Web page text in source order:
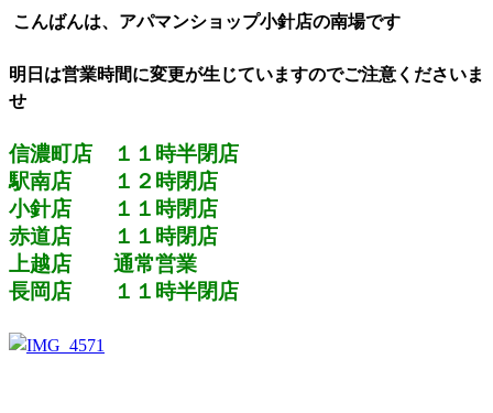
こんばんは、アパマンショップ小針店の南場です
明日は営業時間に変更が生じていますのでご注意くださいま
せ
信濃町店 １１時半閉店
駅南店 １２時閉店
小針店 １１時閉店
赤道店 １１時閉店
上越店 通常営業
長岡店 １１時半閉店